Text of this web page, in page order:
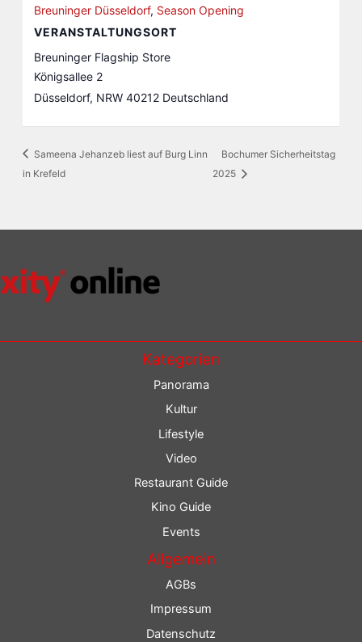
Breuninger Düsseldorf, Season Opening
VERANSTALTUNGSORT
Breuninger Flagship Store
Königsallee 2
Düsseldorf, NRW 40212 Deutschland
Sameena Jehanzeb liest auf Burg Linn
in Krefeld
Bochumer Sicherheitstag
2025
Kategorien
Panorama
Kultur
Lifestyle
Video
Restaurant Guide
Kino Guide
Events
Allgemein
AGBs
Impressum
Datenschutz